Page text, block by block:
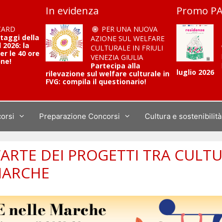
della
2026: la
le 40 ore
In evidenza
PER UNA NUOVA
AZIONE SUL WELFARE
CULTURALE IN FRIULI
VENEZIA GIULIA
Partecipa alla
rilevazione sul welfare culturale in
FVG: compila il questionario!
Promo
luglio 2026
Preparazione Concorsi Cultura e sostenibilità
DEI PROGETTI TRA